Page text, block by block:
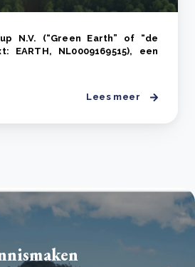
N.V. (“Green Earth” of “de
EARTH, NL0009169515), een
Lees meer